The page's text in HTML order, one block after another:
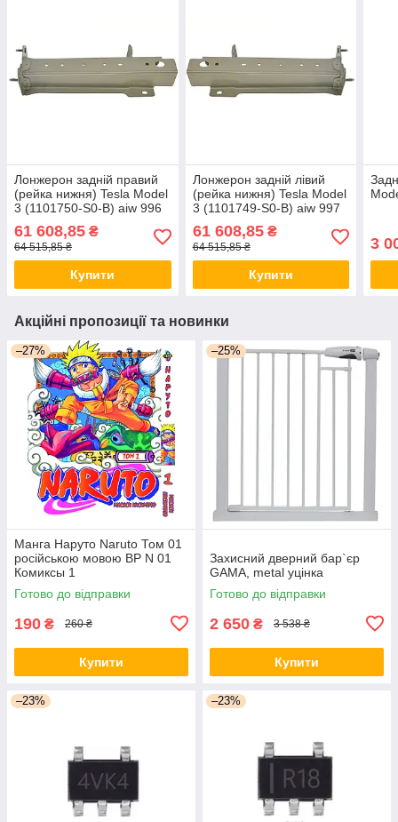
Лонжерон задній правий
(рейка нижня) Tesla Model
3 (1101750-S0-B) aiw 996
61 608,85 ₴
64 515,85 ₴
Купити
Лонжерон задній лівий
(рейка нижня) Tesla Model
3 (1101749-S0-B) aiw 997
61 608,85₴
64 515,85 ₴
Купити
3
Акційні пропозиції та новинки
–27%
Манга Наруто Naruto Том 01
російською мовою ВР N 01
Комиксы 1
Готово до відправки
190 ₴ 260 ₴
Купити
–25%
Захисний дверний бар`єр
GAMA, metal уцінка
Готово до відправки
2 650 ₴ 3 538 ₴
Купити
–23% –23%